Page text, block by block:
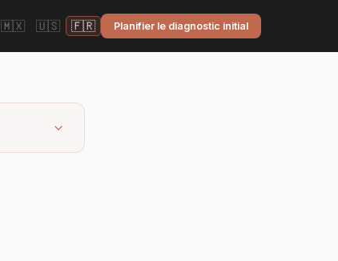
🇲🇽 🇺🇸 🇫🇷 Planifier le diagnostic initial